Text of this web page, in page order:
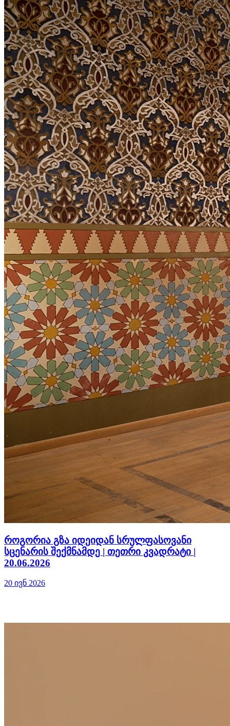
როგორია გზა იდეიდან სრულფასოვანი
სცენარის შექმნამდე | თეთრი კვადრატი |
20.06.2026
20 ივნ 2026